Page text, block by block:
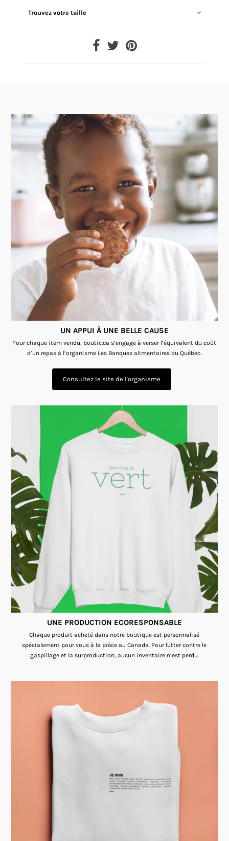
Trouvez votre taille
UN APPUI À UNE BELLE CAUSE
Pour chaque item vendu, boutic.ca s’engage à verser l’équivalent du coût
d’un repas à l’organisme Les Banques alimentaires du Québec.
Consultez le site de l'organisme
UNE PRODUCTION ECORESPONSABLE
Chaque produit acheté dans notre boutique est personnalisé
spécialement pour vous à la pièce au Canada. Pour lutter contre le
gaspillage et la surproduction, aucun inventaire n’est perdu.